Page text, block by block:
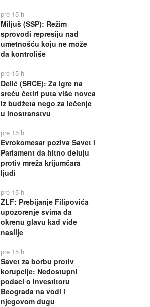
pre 15 h
Miljuš (SSP): Režim
sprovodi represiju nad
umetnošću koju ne može
da kontroliše
pre 15 h
Delić (SRCE): Za igre na
sreću četiri puta više novca
iz budžeta nego za lečenje
u inostranstvu
pre 15 h
Evrokomesar poziva Savet i
Parlament da hitno deluju
protiv mreža krijumčara
ljudi
pre 15 h
ZLF: Prebijanje Filipovića
upozorenje svima da
okrenu glavu kad vide
nasilje
pre 15 h
Savet za borbu protiv
korupcije: Nedostupni
podaci o investitoru
Beograda na vodi i
njegovom dugu